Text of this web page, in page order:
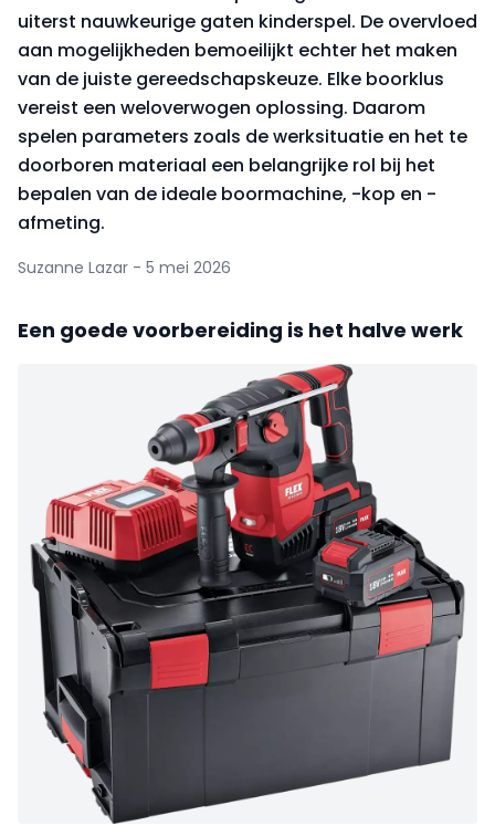
uiterst nauwkeurige gaten kinderspel. De overvloed
aan mogelijkheden bemoeilijkt echter het maken
van de juiste gereedschapskeuze. Elke boorklus
vereist een weloverwogen oplossing. Daarom
spelen parameters zoals de werksituatie en het te
doorboren materiaal een belangrijke rol bij het
bepalen van de ideale boormachine, -kop en -
afmeting.
Suzanne Lazar - 5 mei 2026
Een goede voorbereiding is het halve werk